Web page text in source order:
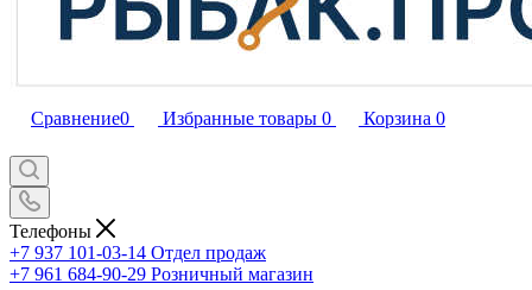
Сравнение0 Избранные товары 0 Корзина 0
Телефоны
+7 937 101-03-14 Отдел продаж
+7 961 684-90-29 Розничный магазин